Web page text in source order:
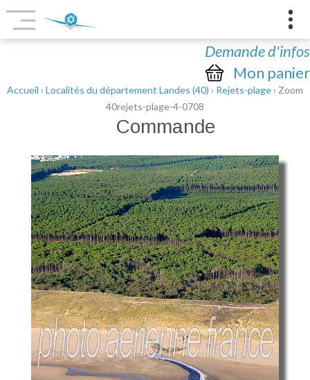
Demande d'infos
Mon panier
Accueil › Localités du département Landes (40) › Rejets-plage› Zoom
40rejets-plage-4-0708
Commande